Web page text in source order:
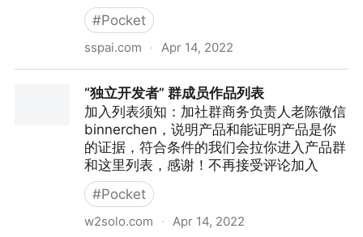
#Pocket
sspai.com · Apr 14, 2022
些「不一样」的用法“独立开发者” 群成员作品列表
加入列表须知：加社群商务负责人老陈微信
binnerchen，说明产品和能证明产品是你
的证据，符合条件的我们会拉你进入产品群
和这里列表，感谢！不再接受评论加入
#Pocket
w2solo.com · Apr 14, 2022